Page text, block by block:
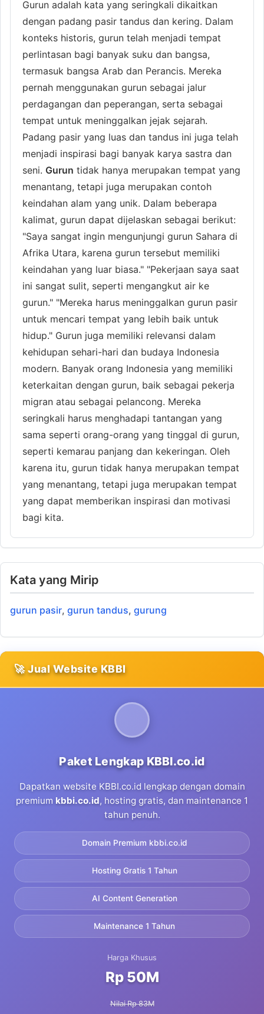
Gurun adalah kata yang seringkali dikaitkan
dengan padang pasir tandus dan kering. Dalam
konteks historis, gurun telah menjadi tempat
perlintasan bagi banyak suku dan bangsa,
termasuk bangsa Arab dan Perancis. Mereka
pernah menggunakan gurun sebagai jalur
perdagangan dan peperangan, serta sebagai
tempat untuk meninggalkan jejak sejarah.
Padang pasir yang luas dan tandus ini juga telah
menjadi inspirasi bagi banyak karya sastra dan
seni. Gurun tidak hanya merupakan tempat yang
menantang, tetapi juga merupakan contoh
keindahan alam yang unik. Dalam beberapa
kalimat, gurun dapat dijelaskan sebagai berikut:
"Saya sangat ingin mengunjungi gurun Sahara di
Afrika Utara, karena gurun tersebut memiliki
keindahan yang luar biasa." "Pekerjaan saya saat
ini sangat sulit, seperti mengangkut air ke
gurun." "Mereka harus meninggalkan gurun pasir
untuk mencari tempat yang lebih baik untuk
hidup." Gurun juga memiliki relevansi dalam
kehidupan sehari-hari dan budaya Indonesia
modern. Banyak orang Indonesia yang memiliki
keterkaitan dengan gurun, baik sebagai pekerja
migran atau sebagai pelancong. Mereka
seringkali harus menghadapi tantangan yang
sama seperti orang-orang yang tinggal di gurun,
seperti kemarau panjang dan kekeringan. Oleh
karena itu, gurun tidak hanya merupakan tempat
yang menantang, tetapi juga merupakan tempat
yang dapat memberikan inspirasi dan motivasi
bagi kita.
Kata yang Mirip
gurun pasir, gurun tandus, gurung
🚀 Jual Website KBBI
Paket Lengkap KBBI.co.id
Dapatkan website KBBI.co.id lengkap dengan domain
premium kbbi.co.id, hosting gratis, dan maintenance 1
tahun penuh.
Domain Premium kbbi.co.id
Hosting Gratis 1 Tahun
AI Content Generation
Maintenance 1 Tahun
Harga Khusus
Rp 50M
Nilai Rp 83M